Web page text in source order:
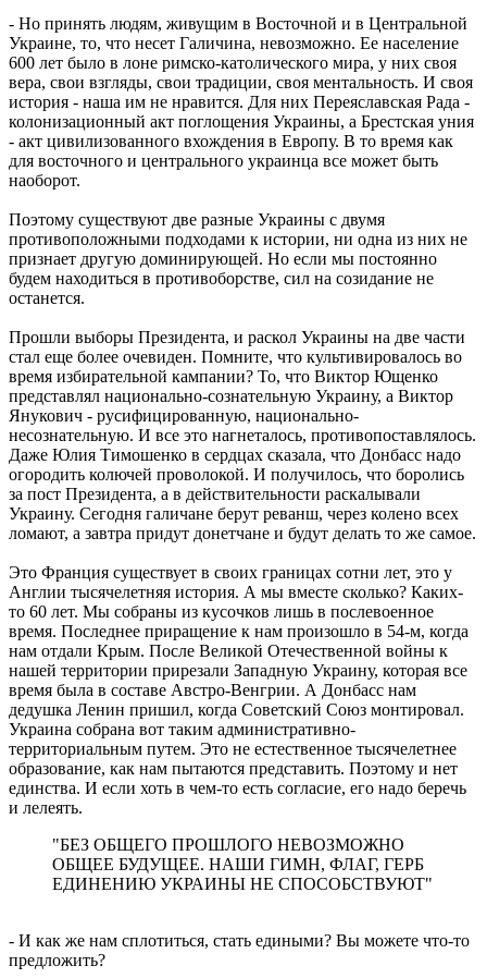
- Но принять людям, живущим в Восточной и в Центральной
Украине, то, что несет Галичина, невозможно. Ее население
600 лет было в лоне римско-католического мира, у них своя
вера, свои взгляды, свои традиции, своя ментальность. И своя
история - наша им не нравится. Для них Переяславская Рада -
колонизационный акт поглощения Украины, а Брестская уния
- акт цивилизованного вхождения в Европу. В то время как
для восточного и центрального украинца все может быть
наоборот.
Поэтому существуют две разные Украины с двумя
противоположными подходами к истории, ни одна из них не
признает другую доминирующей. Но если мы постоянно
будем находиться в противоборстве, сил на созидание не
останется.
Прошли выборы Президента, и раскол Украины на две части
стал еще более очевиден. Помните, что культивировалось во
время избирательной кампании? То, что Виктор Ющенко
представлял национально-сознательную Украину, а Виктор
Янукович - русифицированную, национально-
несознательную. И все это нагнеталось, противопоставлялось.
Даже Юлия Тимошенко в сердцах сказала, что Донбасс надо
огородить колючей проволокой. И получилось, что боролись
за пост Президента, а в действительности раскалывали
Украину. Сегодня галичане берут реванш, через колено всех
ломают, а завтра придут донетчане и будут делать то же самое.
Это Франция существует в своих границах сотни лет, это у
Англии тысячелетняя история. А мы вместе сколько? Каких-
то 60 лет. Мы собраны из кусочков лишь в послевоенное
время. Последнее приращение к нам произошло в 54-м, когда
нам отдали Крым. После Великой Отечественной войны к
нашей территории прирезали Западную Украину, которая все
время была в составе Австро-Венгрии. А Донбасс нам
дедушка Ленин пришил, когда Советский Союз монтировал.
Украина собрана вот таким административно-
территориальным путем. Это не естественное тысячелетнее
образование, как нам пытаются представить. Поэтому и нет
единства. И если хоть в чем-то есть согласие, его надо беречь
и лелеять.
"БЕЗ ОБЩЕГО ПРОШЛОГО НЕВОЗМОЖНО
ОБЩЕЕ БУДУЩЕЕ. НАШИ ГИМН, ФЛАГ, ГЕРБ
ЕДИНЕНИЮ УКРАИНЫ НЕ СПОСОБСТВУЮТ"
- И как же нам сплотиться, стать едиными? Вы можете что-то
предложить?